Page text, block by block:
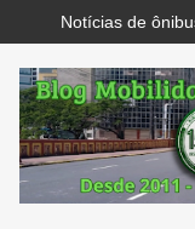
Pular
Notícias de